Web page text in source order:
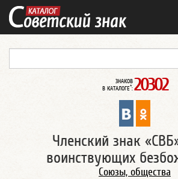
ЗНАКОВ
В КАТАЛОГЕ*: 20302
Членский знак
воинствующих
Союзы, общества